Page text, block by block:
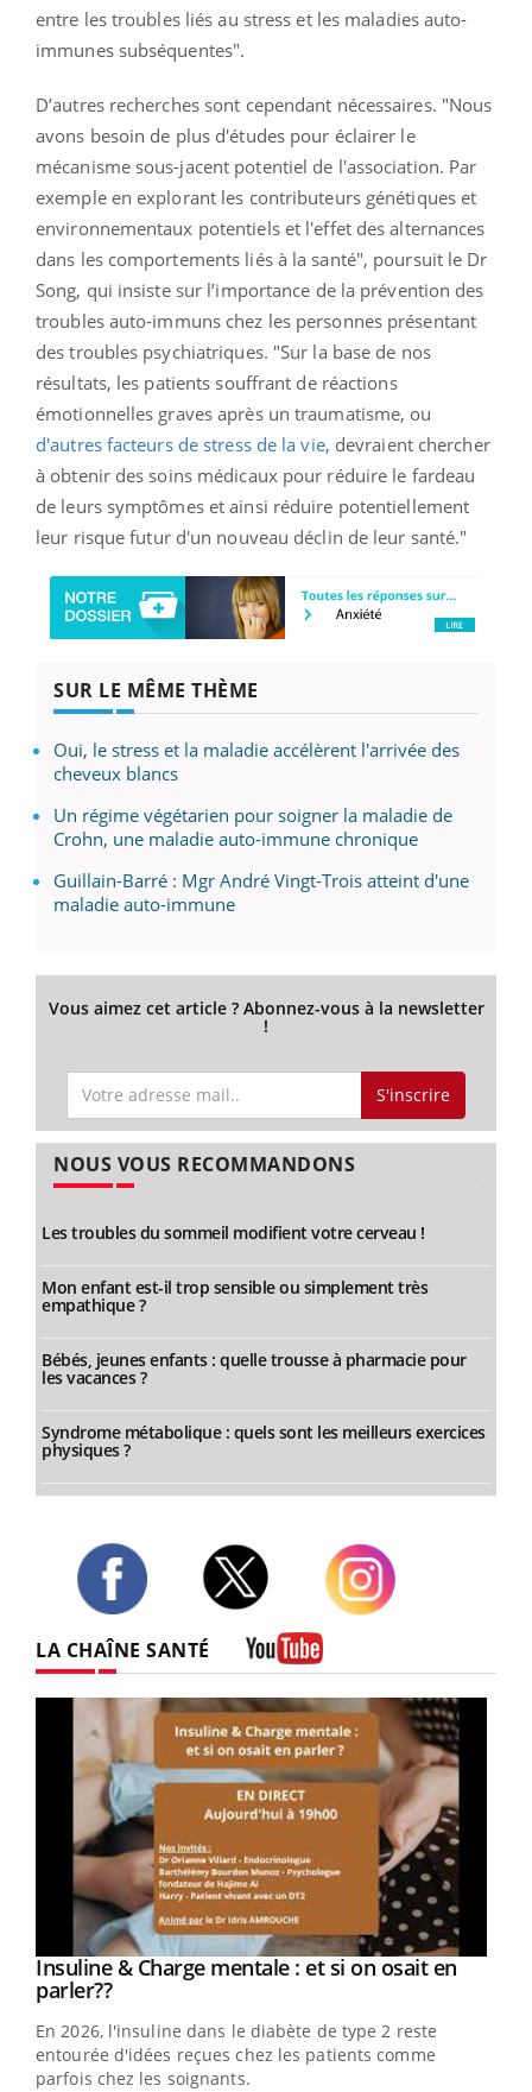
entre les troubles liés au stress et les maladies auto-
immunes subséquentes".
D’autres recherches sont cependant nécessaires. "Nous
avons besoin de plus d'études pour éclairer le
mécanisme sous-jacent potentiel de l'association. Par
exemple en explorant les contributeurs génétiques et
environnementaux potentiels et l'effet des alternances
dans les comportements liés à la santé", poursuit le Dr
Song, qui insiste sur l’importance de la prévention des
troubles auto-immuns chez les personnes présentant
des troubles psychiatriques. "Sur la base de nos
résultats, les patients souffrant de réactions
émotionnelles graves après un traumatisme, ou
d'autres facteurs de stress de la vie, devraient chercher
à obtenir des soins médicaux pour réduire le fardeau
de leurs symptômes et ainsi réduire potentiellement
leur risque futur d'un nouveau déclin de leur santé."
SUR LE MÊME THÈME
Oui, le stress et la maladie accélèrent l'arrivée des
cheveux blancs
Un régime végétarien pour soigner la maladie de
Crohn, une maladie auto-immune chronique
Guillain-Barré : Mgr André Vingt-Trois atteint d'une
maladie auto-immune
Vous aimez cet article ? Abonnez-vous à la newsletter
!
S'inscrire
NOUS VOUS RECOMMANDONS
Les troubles du sommeil modifient votre cerveau !
Mon enfant est-il trop sensible ou simplement très
empathique ?
Bébés, jeunes enfants : quelle trousse à pharmacie pour
les vacances ?
Syndrome métabolique : quels sont les meilleurs exercices
physiques ?
LA CHAÎNE SANTÉ
Youtube
Insuline & Charge mentale : et si on osait en
parler??Youtube
En 2026, l'insuline dans le diabète de type 2 reste
entourée d'idées reçues chez les patients comme
parfois chez les soignants.